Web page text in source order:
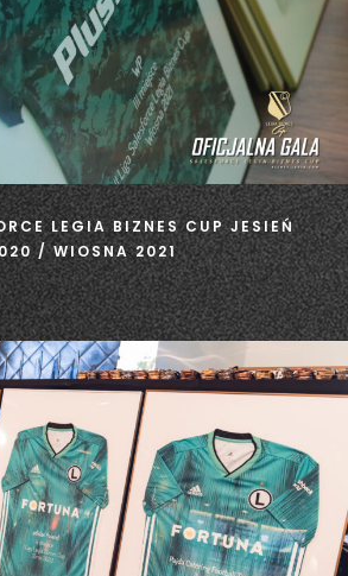
LEGIA BIZNES CUP JESIEŃ
/ WIOSNA 2021